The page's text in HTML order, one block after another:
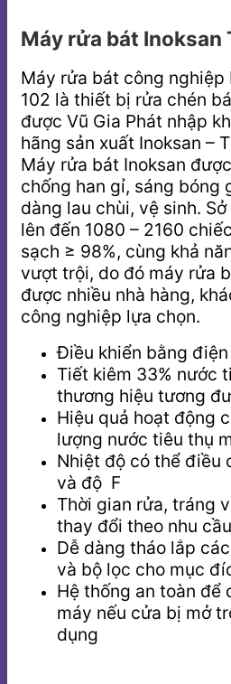
Máy rửa bát Inoksan
Máy rửa bát công nghiệp
102 là thiết bị rửa chén
được Vũ Gia Phát nhập
hãng sản xuất Inoksan –
Máy rửa bát Inoksan
chống han gỉ, sáng bóng
dàng lau chùi, vệ sinh.
lên đến 1080 – 2160
sạch ≥ 98%, cùng khả
vượt trội, do đó máy rửa
được nhiều nhà hàng,
công nghiệp lựa chọn.
Điều khiển bằng
Tiết kiêm 33% nước
thương hiệu tương
Hiệu quả hoạt động
lượng nước tiêu thụ
Nhiệt độ có thể điều
và độ F
Thời gian rửa, tráng
thay đổi theo nhu
Dễ dàng tháo lắp
và bộ lọc cho mục
Hệ thống an toàn để
máy nếu cửa bị mở
dụng